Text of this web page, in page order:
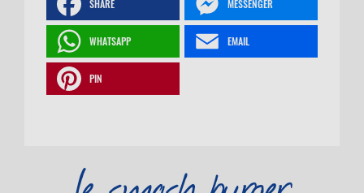
SHARE MESSENGER
WHATSAPP EMAIL
PIN